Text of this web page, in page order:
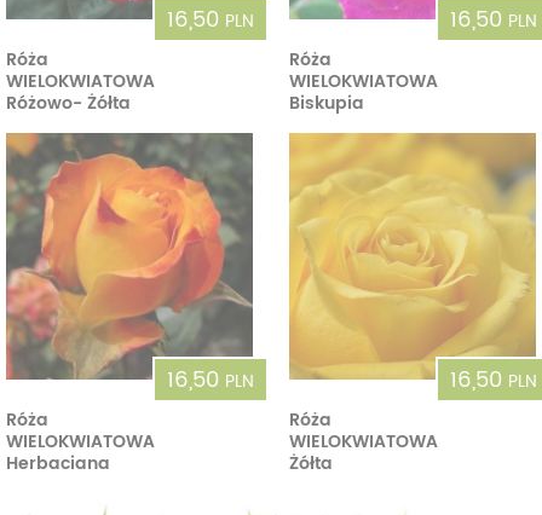
16,50 PLN
Róża
WIELOKWIATOWA
Różowo- Żółta
16,50 PLN
Róża
WIELOKWIATOWA
Biskupia
16,50 PLN
Róża
WIELOKWIATOWA
Herbaciana
16,50 PLN
Róża
WIELOKWIATOWA
Żółta